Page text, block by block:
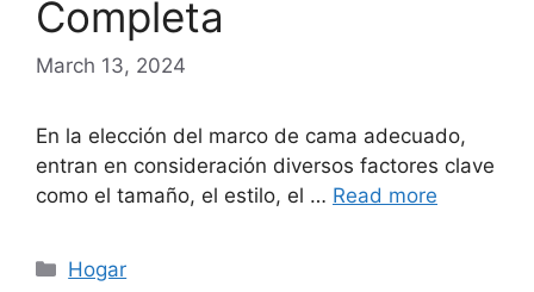
Completa
March 13, 2024
En la elección del marco de cama adecuado,
entran en consideración diversos factores clave
como el tamaño, el estilo, el … Read more
Categories
Hogar